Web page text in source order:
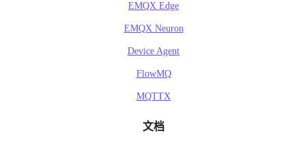
EMQX Edge
EMQX Neuron
Device Agent
FlowMQ
MQTTX
文档